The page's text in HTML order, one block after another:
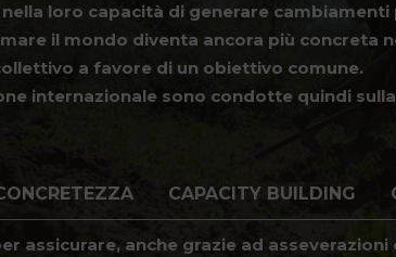
loro capacità di generare
il mondo diventa ancora più concreta
a favore di un obiettivo comune.
internazionale sono condotte quindi
CAPACITY BUILDING
assicurare, anche grazie ad